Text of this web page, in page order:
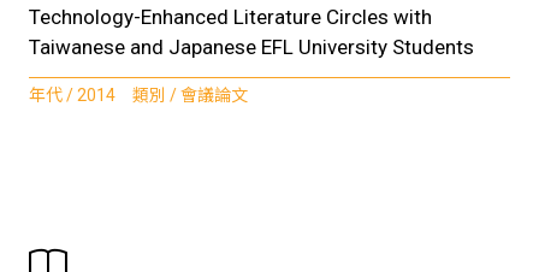
Technology-Enhanced Literature Circles with
Taiwanese and Japanese EFL University Students
年代 / 2014 類別 / 會議論文